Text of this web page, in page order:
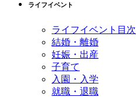
ライフイベント
ライフイベント目次
結婚・離婚
妊娠・出産
子育て
入園・入学
就職・退職